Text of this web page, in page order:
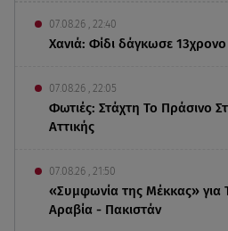
07.08.26 , 22:40
Χανιά: Φίδι δάγκωσε
07.08.26 , 22:05
Φωτιές: Στάχτη Το Πράσινο
Αττικής
07.08.26 , 21:50
«Συμφωνία της Μέκκας» για
Αραβία - Πακιστάν